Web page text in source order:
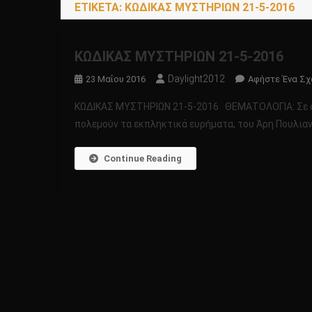
ΕΤΙΚΈΤΑ: ΚΩΔΙΚΑΣ ΜΥΣΤΗΡΙΩΝ 21-5-2016
ΚΩΔΙΚΑΣ ΜΥΣΤΗΡΙΩΝ 21-5-2016
23 Μαΐου 2016 Daylight2012 Αφήστε Ένα
ΚΩΔΙΚΑΣ ΜΥΣΤΗΡΙΩΝ 21-5-2016 ΘΕΜΑΤΟΛΟΓΙΑ: Σε
πολεμούν τα εκπληκτικά ευρήματα, του Άρη
Continue Reading